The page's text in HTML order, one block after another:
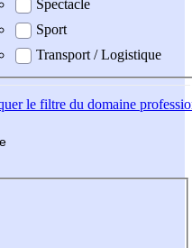
Spectacle
Sport
Transport / Logistique
le filtre du domaine